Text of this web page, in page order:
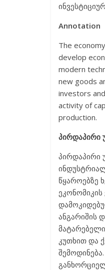
Annotation
The
develop
modern
new goods
investors
activity of
production.
პირდაპირი
პირდაპირი
წყაროებზე
ეკონომიკის
ანგარიშის
კუთხით და